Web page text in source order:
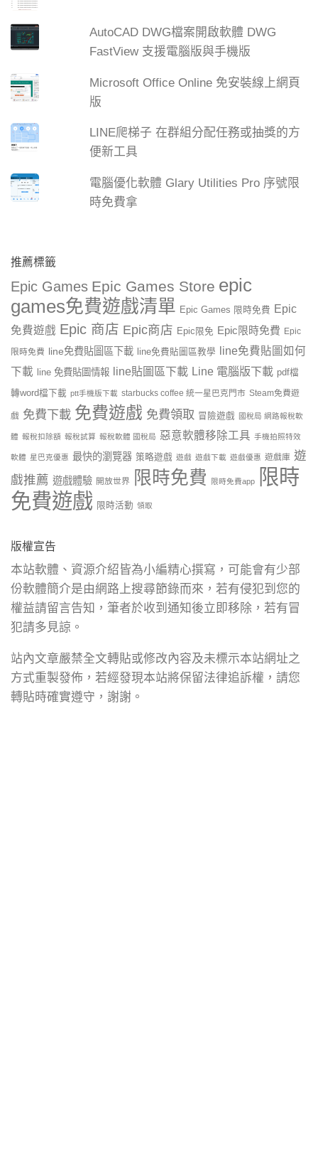
AutoCAD DWG檔案開啟軟體 DWG
FastView 支援電腦版與手機版
Microsoft Office Online 免安裝線上網頁
版
LINE爬梯子 在群組分配任務或抽獎的方
便新工具
電腦優化軟體 Glary Utilities Pro 序號限
時免費拿
推薦標籤
Epic Games Epic Games Store epic
games免費遊戲清單 Epic Games 限時免費 Epic
免費遊戲 Epic 商店 Epic商店 Epic限免 Epic限時免費 Epic
限時免費 line免費貼圖區下載 line免費貼圖區教學
line免費貼圖如何
下載
line 免費貼圖情報 line貼圖區下載 Line 電腦版下載 pdf檔
轉word檔下載 ptt手機版下載 starbucks coffee 統一星巴克門市 Steam免費遊
戲 免費下載 免費遊戲 免費領取 冒險遊戲 國稅局 網路報稅軟
體 報稅扣除額 報稅試算 報稅軟體 國稅局 惡意軟體移除工具 手機拍照特效
軟體 星巴克優惠 最快的瀏覽器 策略遊戲 遊戲 遊戲下載 遊戲優惠 遊戲庫 遊
戲推薦 遊戲體驗 開放世界 限時免費 限時免費app
限時
免費遊戲 限時活動 領取
版權宣告
本站軟體、資源介紹皆為小編精心撰寫，可能會有少部
份軟體簡介是由網路上搜尋節錄而來，若有侵犯到您的
權益請留言告知，筆者於收到通知後立即移除，若有冒
犯請多見諒。
站內文章嚴禁全文轉貼或修改內容及未標示本站網址之
方式重製發佈，若經發現本站將保留法律追訴權，請您
轉貼時確實遵守，謝謝。